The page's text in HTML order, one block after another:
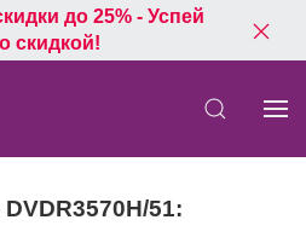
до 25% - Успей
скидкой!
51: